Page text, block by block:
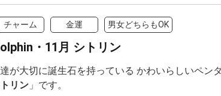
チャーム 金運 男女どちらもOK
・11月 シトリン
が大切に誕生石を持っている かわいらしいペン
リン 」です。